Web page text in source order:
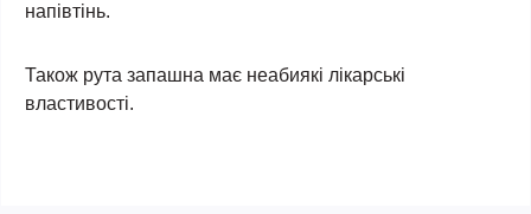
напівтінь.
Також рута запашна має неабиякі лікарські
властивості.